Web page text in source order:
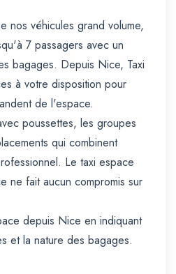
nos véhicules grand volume,
7 passagers avec un
bagages. Depuis Nice, Taxi
à votre disposition pour
de l'espace.
poussettes, les groupes
qui combinent
Le taxi espace
ne fait aucun compromis sur
depuis Nice en indiquant
et la nature des bagages.